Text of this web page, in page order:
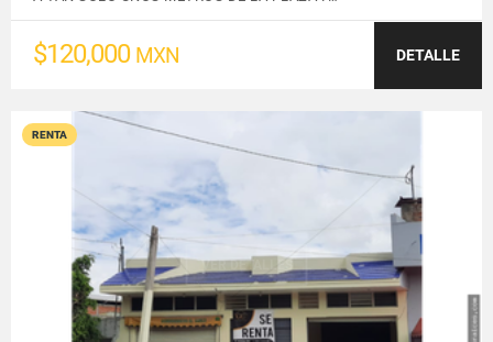
$120,000 MXN DETALLE
RENTA
VER DETALLES